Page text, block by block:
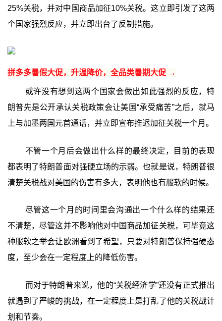
25%关税，并对中国商品加征10%关税。这立即引发了这两
个国家强烈反应，并立即出台了反制措施。
拼多多暑假大促，升温降价，全品类暑期大促 →
或许没有想到这两个国家会做出如此强烈的反应，特
朗普先是公开承认关税政策会让美国“承受痛苦”之后，就马
上与加墨两国元首通话，并立即宣布推迟加征关税一个月。
不管一个月后会做出什么样的最终决定，目前的表现
都表明了特朗普面对强硬立场的示弱。也就是说，特朗普很
清楚关税战对美国的伤害有多大，表明他也有服软的时候。
尽管这一个月的时间里会沟通出一个什么样的结果还
不清楚，尽管这并不影响他对中国商品加征关税，可毕竟这
种服软之举会让欧洲看到了希望，只要对特朗普保持强硬态
度，至少会在一定程度上的降低伤害。
而对于特朗普来说，他的“关税经济学”还没有正式推出
就遇到了严峻的挑战，在一定程度上是打乱了他的关税战计
划和节奏。